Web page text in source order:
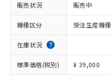
販売状況 販売中
機種区分 受注生産機種
在庫状況
標準価格(税別) ¥ 39,000